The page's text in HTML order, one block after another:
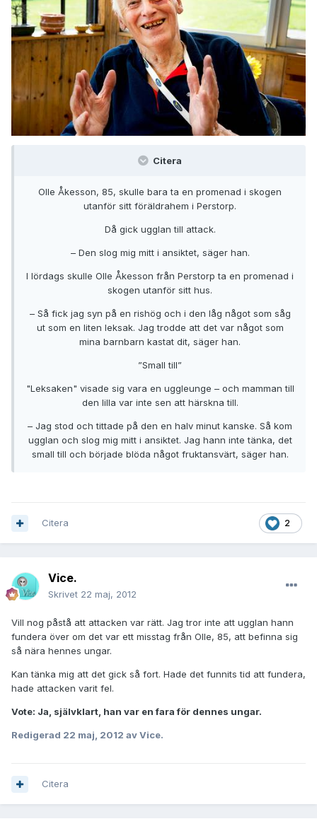
Citera
Olle Åkesson, 85, skulle bara ta en promenad i skogen
utanför sitt föräldrahem i Perstorp.
Då gick ugglan till attack.
– Den slog mig mitt i ansiktet, säger han.
I lördags skulle Olle Åkesson från Perstorp ta en promenad i
skogen utanför sitt hus.
– Så fick jag syn på en rishög och i den låg något som såg
ut som en liten leksak. Jag trodde att det var något som
mina barnbarn kastat dit, säger han.
”Small till”
"Leksaken" visade sig vara en uggleunge – och mamman till
den lilla var inte sen att härskna till.
– Jag stod och tittade på den en halv minut kanske. Så kom
ugglan och slog mig mitt i ansiktet. Jag hann inte tänka, det
small till och började blöda något fruktansvärt, säger han.
2
Citera
Vice.
Skrivet 22 maj, 2012
Vill nog påstå att attacken var rätt. Jag tror inte att ugglan hann
fundera över om det var ett misstag från Olle, 85, att befinna sig
så nära hennes ungar.
Kan tänka mig att det gick så fort. Hade det funnits tid att fundera,
hade attacken varit fel.
Vote: Ja, självklart, han var en fara för dennes ungar.
Redigerad 22 maj, 2012 av Vice.
Citera